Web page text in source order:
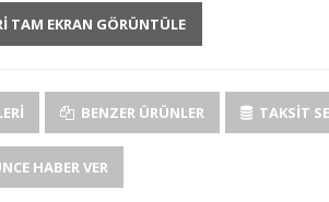
TAM EKRAN GÖRÜNTÜLE
BENZER ÜRÜNLER TAKSIT
HABER VER